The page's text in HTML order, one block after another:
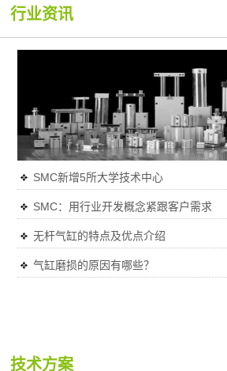
行业资讯
SMC新增5所大学技术中心
SMC：用行业开发概念紧跟客户需求
无杆气缸的特点及优点介绍
气缸磨损的原因有哪些？
技术方案